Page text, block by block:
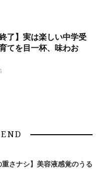
終了】実は楽しい中学受
てを目一杯、味わお
重さナシ】美容液感覚のうる